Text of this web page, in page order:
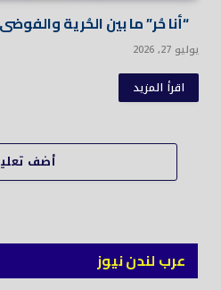
“أنا حُر” ما بين الحُرية
يوليو 27, 2026
اقرأ المزيد
أضف
عرب لندن نيوز